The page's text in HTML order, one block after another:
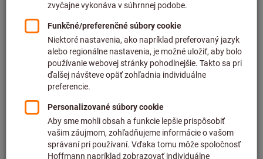
plus náklady na dopravu
Individuálne ceny pre obchodných zákazníkov po
prihlásení.